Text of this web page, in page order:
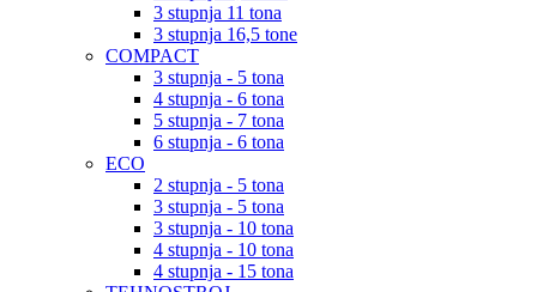
3 stupnja 11 tona
3 stupnja 16,5 tone
COMPACT
3 stupnja - 5 tona
4 stupnja - 6 tona
5 stupnja - 7 tona
6 stupnja - 6 tona
ECO
2 stupnja - 5 tona
3 stupnja - 5 tona
3 stupnja - 10 tona
4 stupnja - 10 tona
4 stupnja - 15 tona